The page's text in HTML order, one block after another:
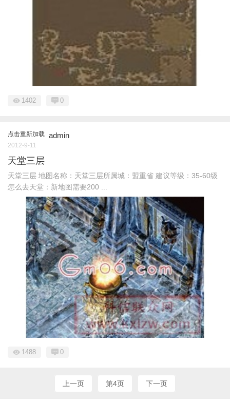
1402 0
点击重新加载 admin
2012-9-11
天堂三层
天堂三层 地图名称：天堂三层所属城：盟重省 建议等级：35-60级
怎么去天堂：新地图需要200 ...
1488 0
上一页 第4页 下一页